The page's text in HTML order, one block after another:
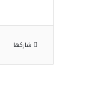
شاركها